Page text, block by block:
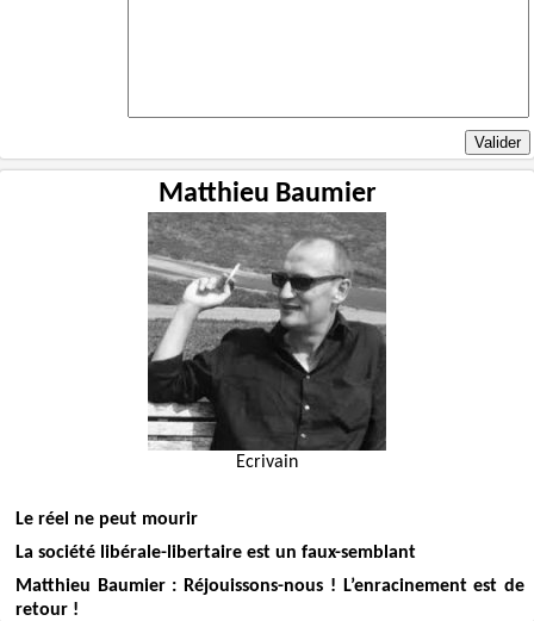
Matthieu Baumier
Ecrivain
Le réel ne peut mourir
La société libérale-libertaire est un faux-semblant
Matthieu Baumier : Réjouissons-nous ! L’enracinement est de
retour !